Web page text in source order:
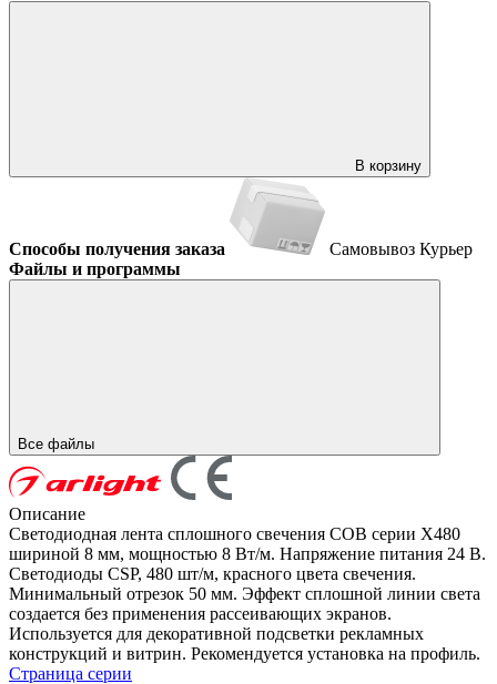
В корзину
Способы получения заказа Самовывоз Курьер
Файлы и программы
Все файлы
Описание
Светодиодная лента сплошного свечения COB серии X480
шириной 8 мм, мощностью 8 Вт/м. Напряжение питания 24 В.
Светодиоды CSP, 480 шт/м, красного цвета свечения.
Минимальный отрезок 50 мм. Эффект сплошной линии света
создается без применения рассеивающих экранов.
Используется для декоративной подсветки рекламных
конструкций и витрин. Рекомендуется установка на профиль.
Страница серии